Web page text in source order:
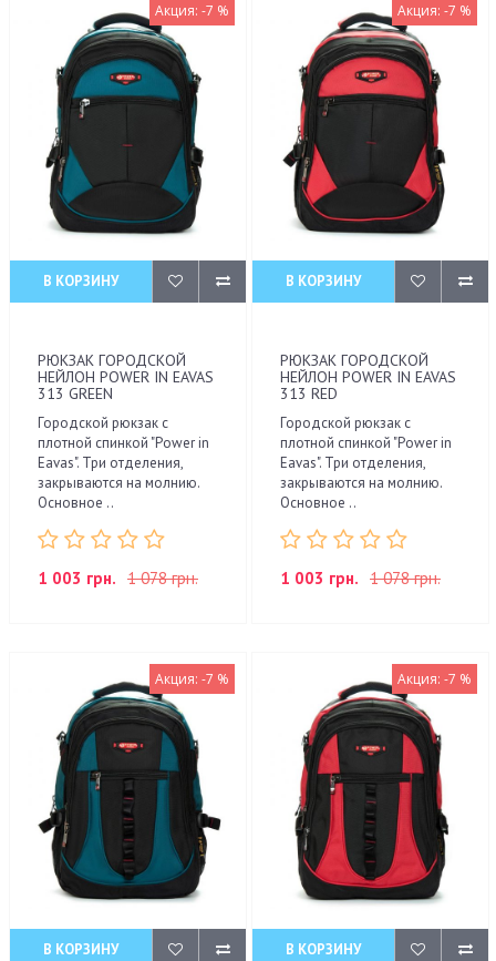
Акция: -7 %
В КОРЗИНУ
РЮКЗАК ГОРОДСКОЙ
НЕЙЛОН POWER IN EAVAS
313 GREEN
Городской рюкзак с
плотной спинкой "Power in
Eavas". Три отделения,
закрываются на молнию.
Основное ..
1 003 грн. 1 078 грн.
Акция: -7 %
В КОРЗИНУ
РЮКЗАК ГОРОДСКОЙ
НЕЙЛОН POWER IN EAVAS
313 RED
Городской рюкзак с
плотной спинкой "Power in
Eavas". Три отделения,
закрываются на молнию.
Основное ..
1 003 грн. 1 078 грн.
Акция: -7 %
В КОРЗИНУ
Акция: -7 %
В КОРЗИНУ